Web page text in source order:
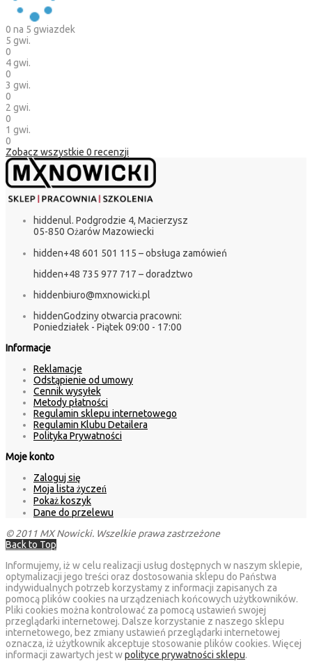
0 na 5 gwiazdek
5 gwi.
0
4 gwi.
0
3 gwi.
0
2 gwi.
0
1 gwi.
0
Zobacz wszystkie 0 recenzji
hiddenul. Podgrodzie 4, Macierzysz
05-850 Ożarów Mazowiecki
hidden+48 601 501 115 – obsługa zamówień
hidden+48 735 977 717 – doradztwo
hiddenbiuro@mxnowicki.pl
hiddenGodziny otwarcia pracowni:
Poniedziałek - Piątek 09:00 - 17:00
Informacje
Reklamacje
Odstąpienie od umowy
Cennik wysyłek
Metody płatności
Regulamin sklepu internetowego
Regulamin Klubu Detailera
Polityka Prywatności
Moje konto
Zaloguj się
Moja lista życzeń
Pokaż koszyk
Dane do przelewu
© 2011 MX Nowicki. Wszelkie prawa zastrzeżone
Back to Top
Informujemy, iż w celu realizacji usług dostępnych w naszym sklepie,
optymalizacji jego treści oraz dostosowania sklepu do Państwa
indywidualnych potrzeb korzystamy z informacji zapisanych za
pomocą plików cookies na urządzeniach końcowych użytkowników.
Pliki cookies można kontrolować za pomocą ustawień swojej
przeglądarki internetowej. Dalsze korzystanie z naszego sklepu
internetowego, bez zmiany ustawień przeglądarki internetowej
oznacza, iż użytkownik akceptuje stosowanie plików cookies. Więcej
informacji zawartych jest wpolityce prywatności sklepu.